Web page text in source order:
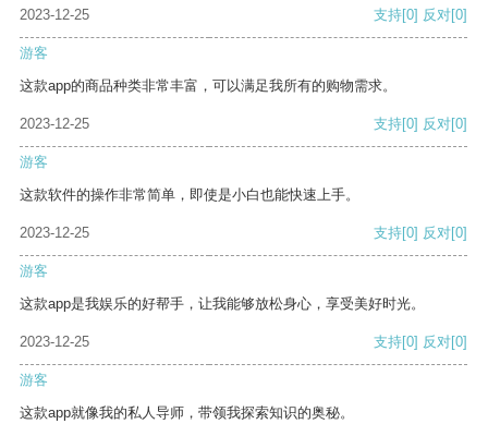
2023-12-25 支持[0] 反对[0]
游客
这款app的商品种类非常丰富，可以满足我所有的购物需求。
2023-12-25 支持[0] 反对[0]
游客
这款软件的操作非常简单，即使是小白也能快速上手。
2023-12-25 支持[0] 反对[0]
游客
这款app是我娱乐的好帮手，让我能够放松身心，享受美好时光。
2023-12-25 支持[0] 反对[0]
游客
这款app就像我的私人导师，带领我探索知识的奥秘。